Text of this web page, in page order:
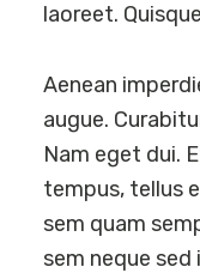
laoreet.
Aenean
augue.
Nam eget dui.
tempus, tellus
sem quam
sem neque sed